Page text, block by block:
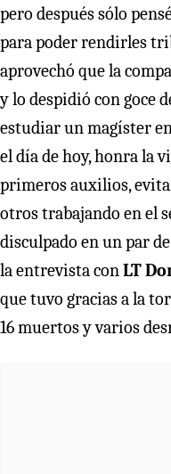
pero después sólo
para poder rendirles
aprovechó que la
y lo despidió con goce
estudiar un magíster
el día de hoy, honra la
primeros auxilios,
otros trabajando en el
disculpado en un par
la entrevista conLT
que tuvo gracias a la
16 muertos y varios